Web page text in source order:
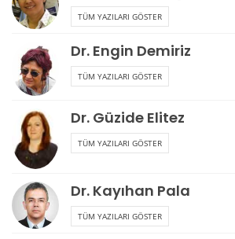
TÜM YAZILARI GÖSTER
Dr. Engin Demiriz
TÜM YAZILARI GÖSTER
Dr. Güzide Elitez
TÜM YAZILARI GÖSTER
Dr. Kayıhan Pala
TÜM YAZILARI GÖSTER